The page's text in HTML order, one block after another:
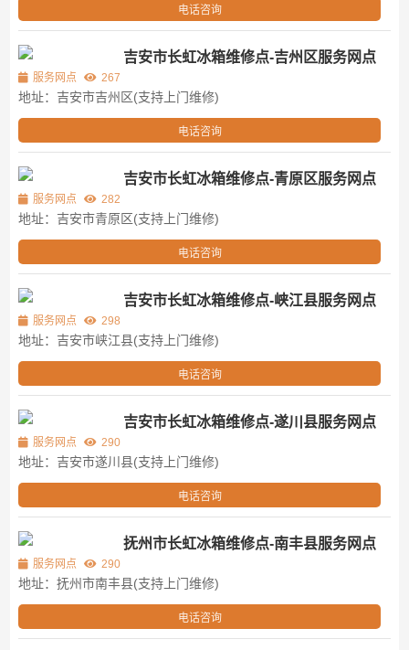
电话咨询
吉安市长虹冰箱维修点-吉州区服务网点
服务网点 267
地址：吉安市吉州区(支持上门维修)
电话咨询
吉安市长虹冰箱维修点-青原区服务网点
服务网点 282
地址：吉安市青原区(支持上门维修)
电话咨询
吉安市长虹冰箱维修点-峡江县服务网点
服务网点 298
地址：吉安市峡江县(支持上门维修)
电话咨询
吉安市长虹冰箱维修点-遂川县服务网点
服务网点 290
地址：吉安市遂川县(支持上门维修)
电话咨询
抚州市长虹冰箱维修点-南丰县服务网点
服务网点 290
地址：抚州市南丰县(支持上门维修)
电话咨询